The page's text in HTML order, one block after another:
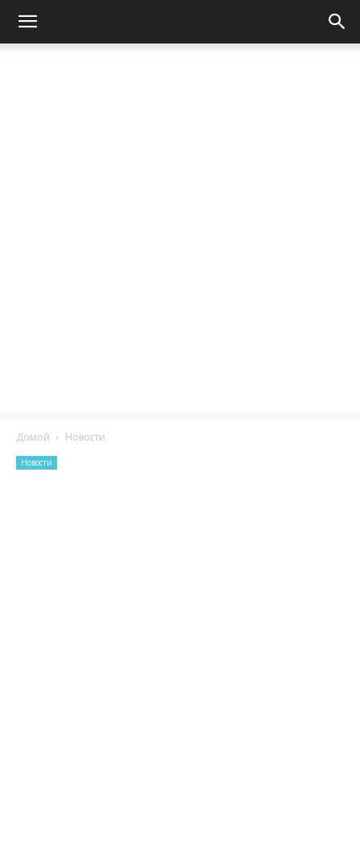
Домой Новости
Новости